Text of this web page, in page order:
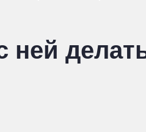
ней